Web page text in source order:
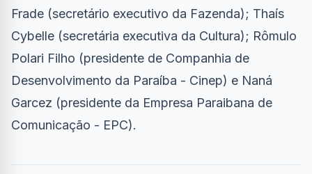
Frade (secretário executivo da Fazenda); Thaís
Cybelle (secretária executiva da Cultura); Rômulo
Polari Filho (presidente de Companhia de
Desenvolvimento da Paraíba - Cinep) e Naná
Garcez (presidente da Empresa Paraibana de
Comunicação - EPC).